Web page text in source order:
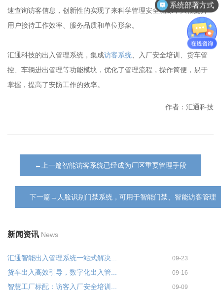
速查询访客信息，创新性的实现了来科学管理安全溯源，大幅提升
用户接待工作效率、服务品质和单位形象。
汇通科技的出入管理系统，集成访客系统 、入厂安全培训、货车管
控、车辆进出管理等功能模块，优化了管理流程，操作简便，易于
掌握，提高了安防工作的效率。
作者：汇通科技
←上一篇智能访客系统已经成为厂区重要管理手段
下一篇→人脸识别门禁系统，可用于智能门禁、智能访客管理
新闻资讯 News
汇通智能出入管理系统一站式解决... 09-23
货车出入高效引导，数字化出入管... 09-16
智慧工厂标配：访客入厂安全培训... 09-09
系统部署方式